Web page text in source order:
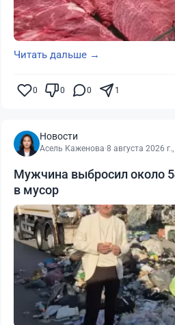
Читать дальше →
0 0 0 1
Новости
Асель Каженова·8 августа 2026
Мужчина выбросил около
в мусор